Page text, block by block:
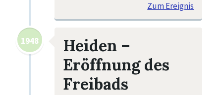
Zum Ereignis
1948
Heiden –
Eröffnung des
Freibads